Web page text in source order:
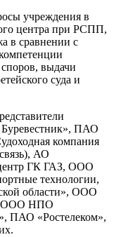
учреждения в
центра при РСПП,
в сравнении с
выдачи
суда и
ПАО
компания
АО
ГК ГАЗ, ООО
технологии,
области», ООО
ООО НПО
ПАО «Ростелеком»,